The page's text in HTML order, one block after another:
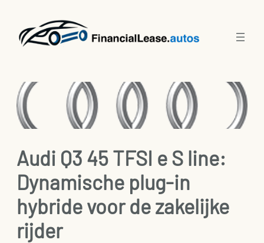
inhoud
Audi Q3 45 TFSI e S line:
Dynamische plug-in
hybride voor de zakelijke
rijder